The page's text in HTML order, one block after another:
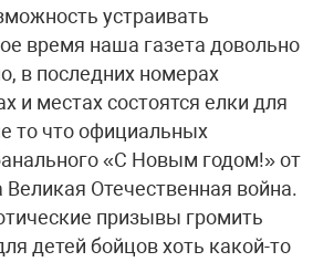
устраивать
время наша газета довольно
в последних номерах
и местах состоятся елки для
то что официальных
«C Новым годом!» от
Отечественная война.
призывы громить
детей бойцов хоть какой-то